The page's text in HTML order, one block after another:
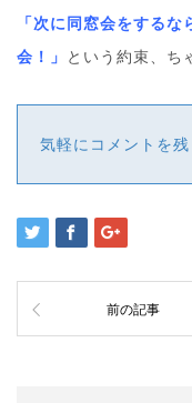
「次に同窓会をする
会！」
という約束、ち
気軽にコメントを残
前の記事